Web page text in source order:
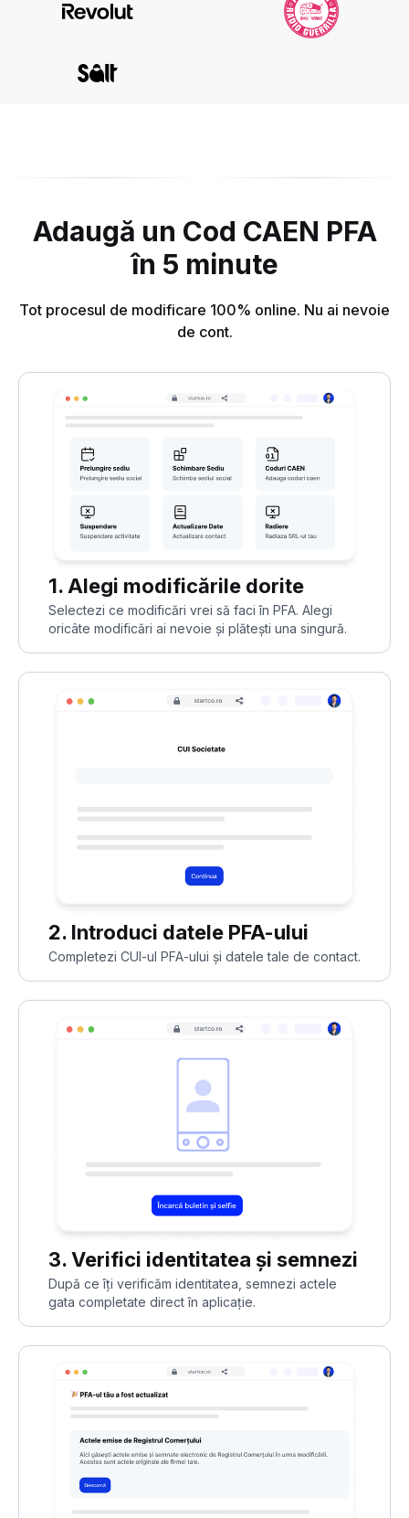
Adaugă un Cod CAEN PFA
în 5 minute
Tot procesul de modificare 100% online. Nu ai nevoie
de cont.
1. Alegi modificările dorite
Selectezi ce modificări vrei să faci în PFA. Alegi
oricâte modificări ai nevoie și plătești una singură.
2. Introduci datele PFA-ului
Completezi CUI-ul PFA-ului și datele tale de contact.
3. Verifici identitatea și semnezi
După ce îți verificăm identitatea, semnezi actele
gata completate direct în aplicație.